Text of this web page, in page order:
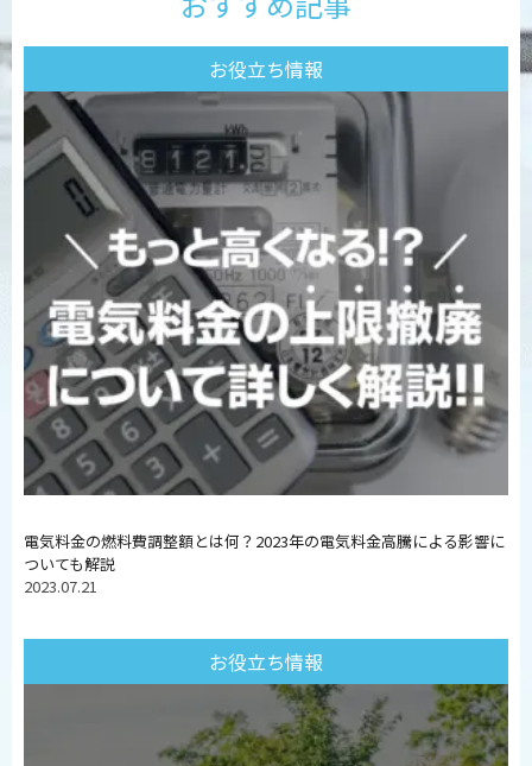
お役立ち情報
電気料金の燃料費調整額とは何？2023年の電気料金高騰による影響に
ついても解説
2023.07.21
お役立ち情報